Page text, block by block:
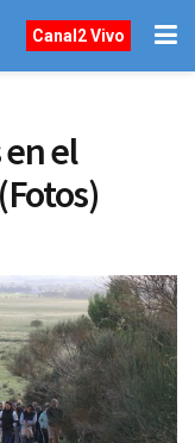
Canal2 Vivo
el